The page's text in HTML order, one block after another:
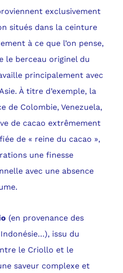
exclusivement
situés dans la ceinture
à ce que l’on pense,
le berceau originel du
principalement avec
À titre d’exemple, la
de Colombie, Venezuela,
de cacao extrêmement
de « reine du cacao »,
une finesse
avec une absence
(en provenance des
issu du
le Criollo et le
saveur complexe et